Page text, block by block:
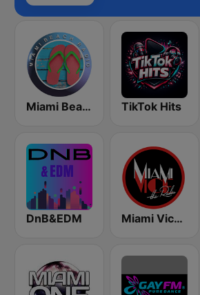
Miami Beach Radio TikTok Hits
DnB&EDM Miami Vice Radio